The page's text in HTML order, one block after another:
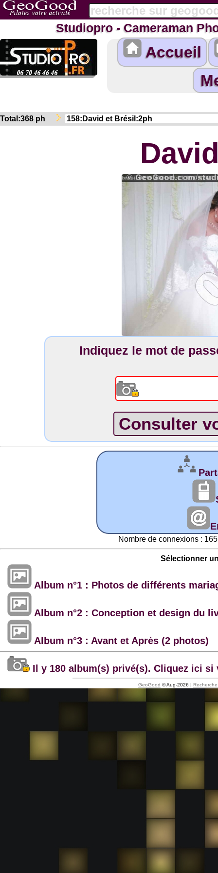
Studiopro - Cameraman
Accueil
Total:368 ph
Indiquez le mot de
Nombre de connexions :
Sélectionner
Album n°1 : Photos de différents
Album n°2 : Conception et design du
Album n°3 : Avant et Après (2 photos)
Il y 180 album(s) privé(s). Cliquez ici si
GeoGood © Aug-2026 |